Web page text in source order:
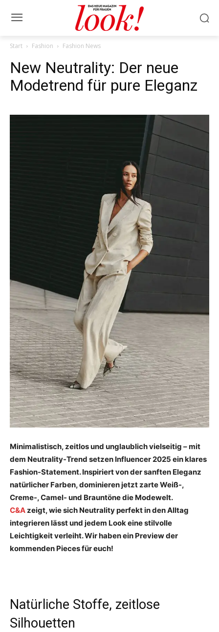
Start Fashion Fashion News
New Neutrality: Der neue
Modetrend für pure Eleganz
Minimalistisch, zeitlos und unglaublich vielseitig – mit
dem Neutrality-Trend setzen Influencer 2025 ein klares
Fashion-Statement. Inspiriert von der sanften Eleganz
natürlicher Farben, dominieren jetzt zarte Weiß-,
Creme-, Camel- und Brauntöne die Modewelt.
C&Azeigt, wie sich Neutrality perfekt in den Alltag
integrieren lässt und jedem Look eine stilvolle
Leichtigkeit verleiht. Wir haben ein Preview der
kommenden Pieces für euch!
Natürliche Stoffe, zeitlose
Silhouetten